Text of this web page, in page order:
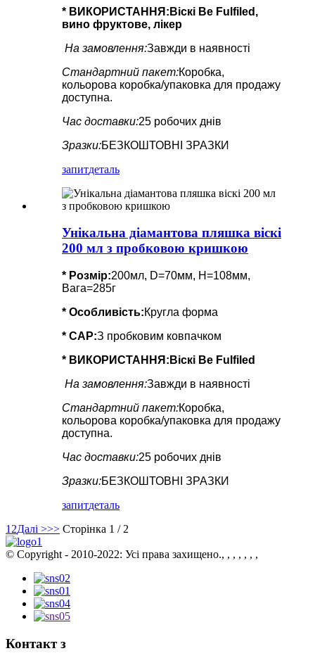
* ВИКОРИСТАННЯ: Віскі Be Fulfiled,
вино фруктове, лікер
На замовлення:Завжди в наявності
Стандартний пакет:Коробка,
кольорова коробка/упаковка для продажу
доступна.
Час доставки:25 робочих днів
Зразки:БЕЗКОШТОВНІ ЗРАЗКИ
запитдеталь
Унікальна діамантова пляшка віскі
200 мл з пробковою кришкою
* Розмір:200мл, D=70мм, H=108мм,
Вага=285г
* Особливість:Кругла форма
* CAP:З пробковим ковпачком
* ВИКОРИСТАННЯ: Віскі Be Fulfiled
На замовлення:Завжди в наявності
Стандартний пакет:Коробка,
кольорова коробка/упаковка для продажу
доступна.
Час доставки:25 робочих днів
Зразки:БЕЗКОШТОВНІ ЗРАЗКИ
запитдеталь
1 2Далі >>> Сторінка 1 / 2
© Copyright - 2010-2022: Усі права захищено., , , , , , ,
Контакт з